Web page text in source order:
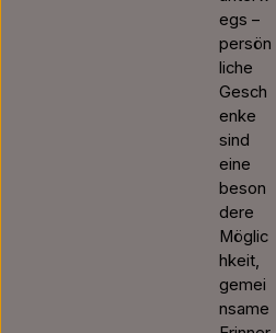
egs –
persön
liche
Gesch
enke
sind
eine
beson
dere
Möglic
hkeit,
gemei
nsame